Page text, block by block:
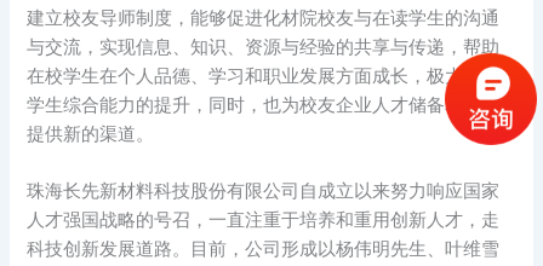
建立校友导师制度，能够促进化材院校友与在读学生的沟通
与交流，实现信息、知识、资源与经验的共享与传递，帮助
在校学生在个人品德、学习和职业发展方面成长，极大促进
学生综合能力的提升，同时，也为校友企业人才储备和输入
提供新的渠道。
珠海长先新材料科技股份有限公司自成立以来努力响应国家
人才强国战略的号召，一直注重于培养和重用创新人才，走
科技创新发展道路。目前，公司形成以杨伟明先生、叶维雪